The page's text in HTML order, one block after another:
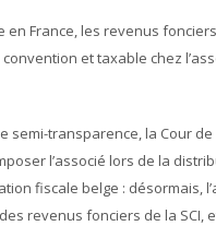
France, les revenus
et taxable chez
semi-transparence, la Cour
l’associé lors de la
fiscale belge : désormais,
revenus fonciers de la SCI,